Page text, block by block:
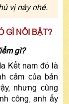
vị này nhé.
GÌ NỔI BẬT?
gì?
Kết nam đó là
cảm của bản
nhưng cũng
công, anh ấy